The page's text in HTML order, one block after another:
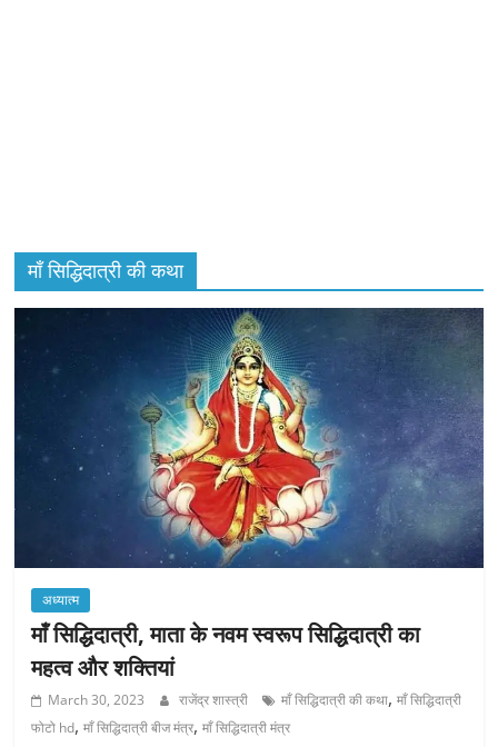
माँ सिद्धिदात्री की कथा
अध्यात्म
माँ सिद्धिदात्री, माता के नवम स्वरूप सिद्धिदात्री का
महत्व और शक्तियां
March 30, 2023 राजेंद्र शास्त्री माँ सिद्धिदात्री की कथा,माँ सिद्धिदात्री
फोटो hd,माँ सिद्धिदात्री बीज मंत्र,माँ सिद्धिदात्री मंत्र